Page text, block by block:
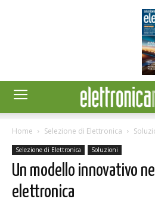
Home Selezione di Elettronica
Selezione di Elettronica Soluzioni
Un modello innovativo
elettronica